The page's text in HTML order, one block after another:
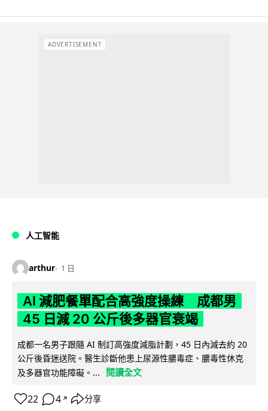
ADVERTISEMENT
人工智能
arthur 1 日
AI 減肥餐單配合高強度操練 成都男
45 日減 20 公斤後多器官衰竭
成都一名男子跟隨 AI 制訂高強度減脂計劃，45 日內減去約 20
公斤後昏迷送院。醫生診斷他患上尿源性膿毒症、膿毒性休克
及多器官功能障礙。...
閱讀全文
22 4 ↗ 分享